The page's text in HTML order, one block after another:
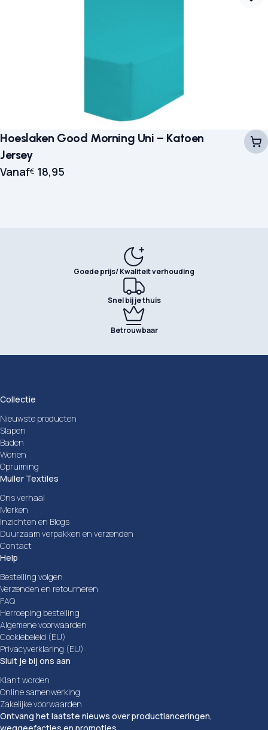
Hoeslaken Good Morning Uni – Katoen
Jersey
Vanaf€ 18,95
Goede prijs/ Kwaliteit verhouding
Snel bij je thuis
Betrouwbaar
Collectie
Nieuwste producten
Slapen
Baden
Wonen
Opruiming
Muller Textiles
Ons verhaal
Merken
Inzichten en Blogs
Duurzaam verpakken en verzenden
Contact
Help
Bestelling volgen
Verzenden en retourneren
FAQ
Herroeping bestelling
Algemene voorwaarden
Cookiebeleid (EU)
Privacyverklaring (EU)
Sluit je bij ons aan
Klant worden
Online samenwerking
Zakelijke voorwaarden
Ontvang het laatste nieuws over productlanceringen,